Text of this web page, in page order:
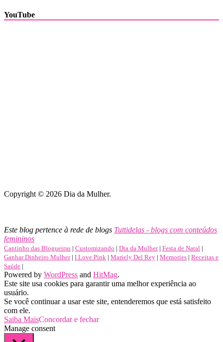
YouTube
Copyright © 2026 Dia da Mulher.
Este blog pertence à rede de blogs Tuttidelas - blogs com conteúdos
femininos
Cantinho das Blogueiras | Customizando | Dia da Mulher| Festa de Natal |
Ganhar Dinheiro Mulher| I Love Pink | Mariely Del Rey | Memories | Receitas e
Saúde |
Powered by WordPress and HitMag.
Este site usa cookies para garantir uma melhor experiência ao
usuário.
Se você continuar a usar este site, entenderemos que está satisfeito
com ele.
Saiba MaisConcordar e fechar
Manage consent